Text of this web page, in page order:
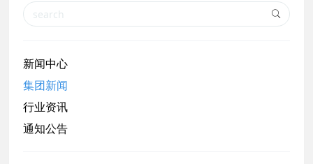
新闻中心
集团新闻
行业资讯
通知公告